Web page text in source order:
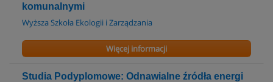
komunalnymi
Wyższa Szkoła Ekologii i Zarządzania
Więcej informacji
Studia Podyplomowe: Odnawialne źródła energi